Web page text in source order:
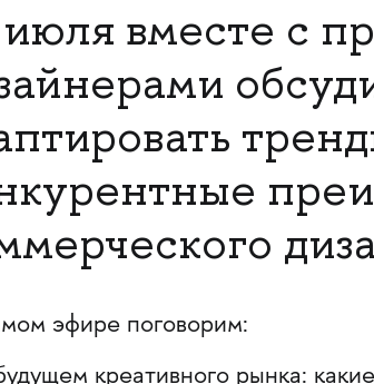
вместе с
эфире поговорим:
креативного рынка: